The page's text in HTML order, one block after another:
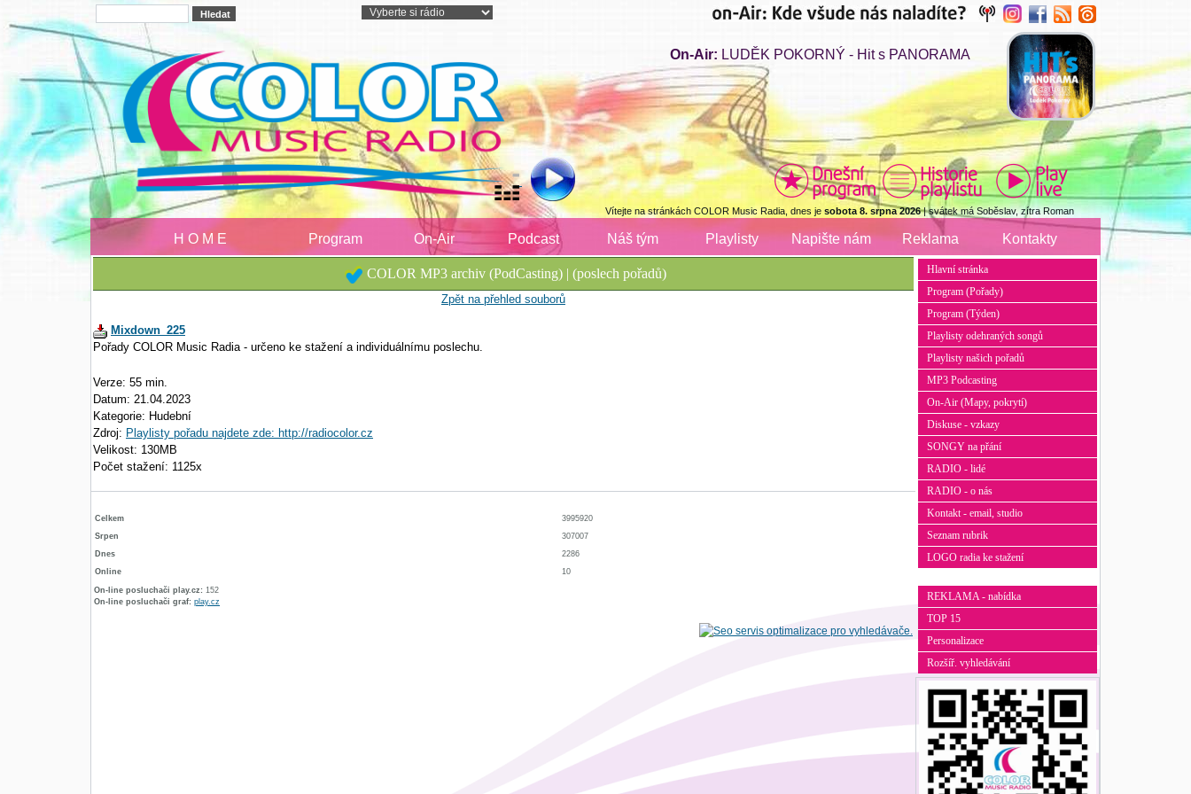
On-Air: LUDĚK POKORNÝ - Hit s PANORAMA
Vítejte na stránkách COLOR Music Radia, dnes je sobota 8. srpna 2026| svátek má Soběslav, zítra Roman
H O M E Program On-Air Podcast Náš tým Playlisty Napište nám Reklama Kontakty
COLOR MP3 archiv (PodCasting) | (poslech pořadů)
Zpět na přehled souborů
Mixdown_225
Pořady COLOR Music Radia - určeno ke stažení a individuálnímu poslechu.
Verze: 55 min.
Datum: 21.04.2023
Kategorie: Hudební
Zdroj: Playlisty pořadu najdete zde: http://radiocolor.cz
Velikost: 130MB
Počet stažení: 1125x
Celkem
3995920
Srpen
307007
Dnes
2286
Online
10
On-line posluchači play.cz: 152
On-line posluchači graf: play.cz
Hlavní stránka
Program (Pořady)
Program (Týden)
Playlisty odehraných songů
Playlisty našich pořadů
MP3 Podcasting
On-Air (Mapy, pokrytí)
Diskuse - vzkazy
SONGY na přání
RADIO - lidé
RADIO - o nás
Kontakt - email, studio
Seznam rubrik
LOGO radia ke stažení
REKLAMA - nabídka
TOP 15
Personalizace
Rozšíř. vyhledávání